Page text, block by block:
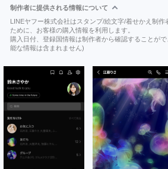
制作者に提供される情報について
LINEヤフー株式会社はスタンプ/絵文字/着せかえ制
ために、お客様の購入情報を利用します。
購入日付、登録国情報は制作者から確認することが
能な情報は含まれません)